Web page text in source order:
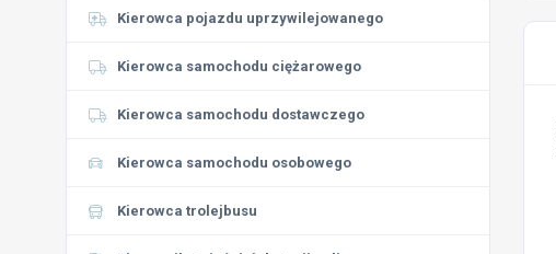
Kierowca pojazdu uprzywilejowanego
Kierowca samochodu ciężarowego
Kierowca samochodu dostawczego
Kierowca samochodu osobowego
Kierowca trolejbusu